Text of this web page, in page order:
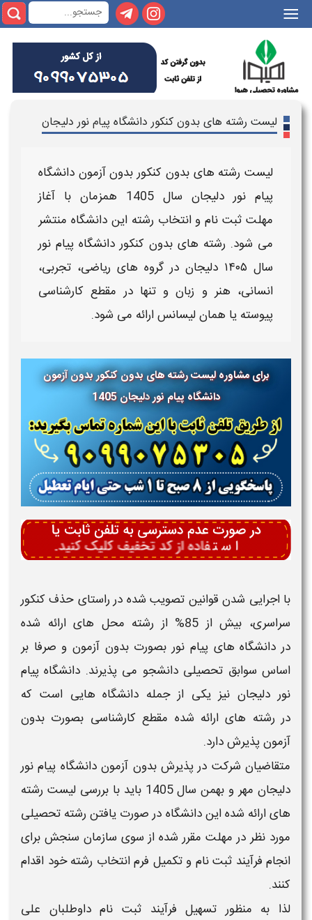
|||
لیست رشته های بدون کنکور دانشگاه پیام نور دلیجان
لیست رشته های بدون کنکور بدون آزمون دانشگاه
پیام نور دلیجان سال 1405 همزمان با آغاز
مهلت ثبت نام و انتخاب رشته ایندانشگاه منتشر
می شود. رشته های بدون کنکور دانشگاه پیام نور
سال ۱۴۰۵
دلیجان در گروه های ریاضی، تجربی،
انسانی، هنر و زبان و تنها در مقطع کارشناسی
پیوسته یا همانلیسانسارائه می شود.
برای مشاوره لیست رشته های بدون کنکور بدون آزمون
دانشگاه پیام نوردلیجان 1405
با اجرایی شدن قوانین تصویب شده در راستای حذف کنکور
سراسری، بیش از 85% از رشته محل های ارائه شده
در دانشگاه های پیام نور بصورت بدون آزمون و صرفا بر
اساس سوابق تحصیلی دانشجو می پذیرند. دانشگاه پیام
نور دلیجاننیز یکی از جمله دانشگاه هایی است که
دررشته هایارائه شده مقطع کارشناسی بصورت بدون
آزمونپذیرش دارد.
متقاضیان شرکت در پذیرش بدون آزمون دانشگاه پیام نور
دلیجان مهر و بهمن سال1405 باید با بررسیلیست رشته
هایارائه شده ایندانشگاه در صورت یافتن رشته تحصیلی
مورد نظر در مهلت مقرر شده از سوی سازمان سنجش برای
انجام فرآیند ثبت نام و تکمیل فرم انتخاب رشتهخود اقدام
کنند.
لذا به منظور تسهیل فرآیند ثبت نامداوطلبان علی